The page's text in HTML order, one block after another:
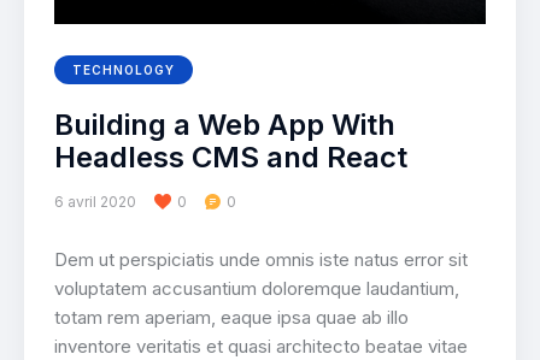
TECHNOLOGY
Building a Web App With
Headless CMS and React
6 avril 2020 0 0
Dem ut perspiciatis unde omnis iste natus error sit
voluptatem accusantium doloremque laudantium,
totam rem aperiam, eaque ipsa quae ab illo
inventore veritatis et quasi architecto beatae vitae